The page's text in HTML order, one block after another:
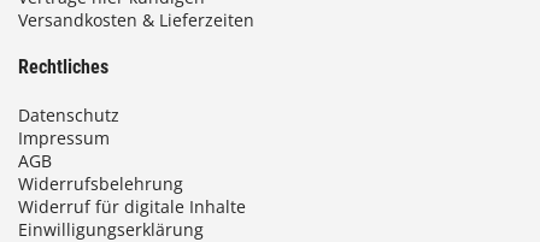
Versandkosten & Lieferzeiten
Rechtliches
Datenschutz
Impressum
AGB
Widerrufsbelehrung
Widerruf für digitale Inhalte
Einwilligungserklärung